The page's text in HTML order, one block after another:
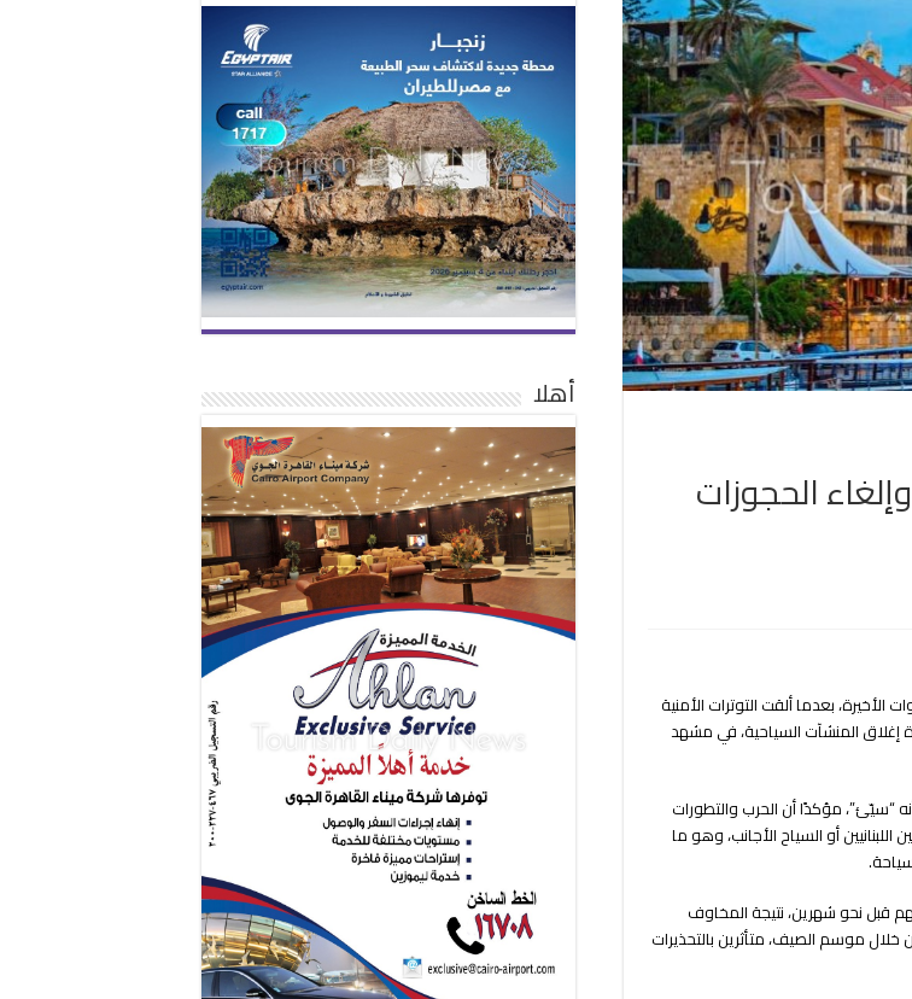
الحجوزات
بعدما ألقت التوترات الأمنية
إغلاق المنشآت السياحية، في مشهد
“سيّئ”، مؤكدًا أن الحرب والتطورات
أو السياح الأجانب، وهو ما
حجوزاتهم قبل نحو شهرين، نتيجة المخاوف
خلال موسم الصيف، متأثرين بالتحذيرات
أهلا